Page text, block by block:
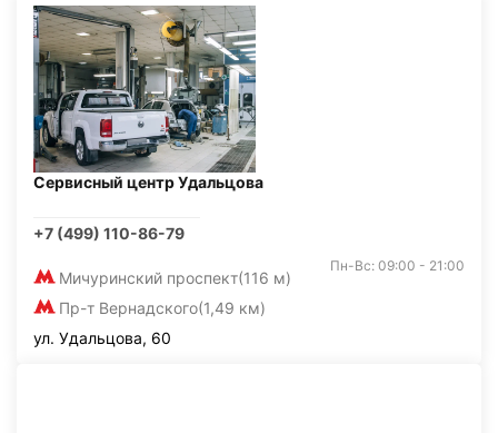
Сервисный центр Удальцова
+7 (499) 110-86-79
Мичуринский проспект(116 м)
Пр-т Вернадского(1,49 км)
Пн-Вс: 09:00 - 21:00
ул. Удальцова, 60